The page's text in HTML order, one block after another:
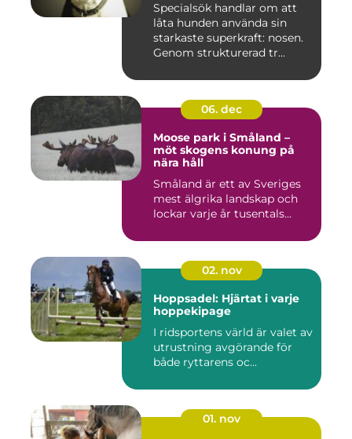
Specialsök handlar om att
låta hunden använda sin
starkaste superkraft: nosen.
Genom strukturerad tr...
06. dec
Moose park i Småland –
möt skogens konung på
nära håll
Småland är ett av Sveriges
mest älgrika landskap och
lockar varje år tusentals...
02. nov
Hoppsadel: Hjärtat i varje
hoppekipage
I ridsportens värld är valet av
utrustning avgörande för
både ryttarens oc...
01. nov